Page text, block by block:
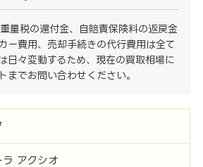
量税の還付金、自賠責保険料の返戻金
ー費用、売却手続きの代行費用は全て
日々変動するため、現在の買取相場に
までお問い合わせください。
ラ アクシオ